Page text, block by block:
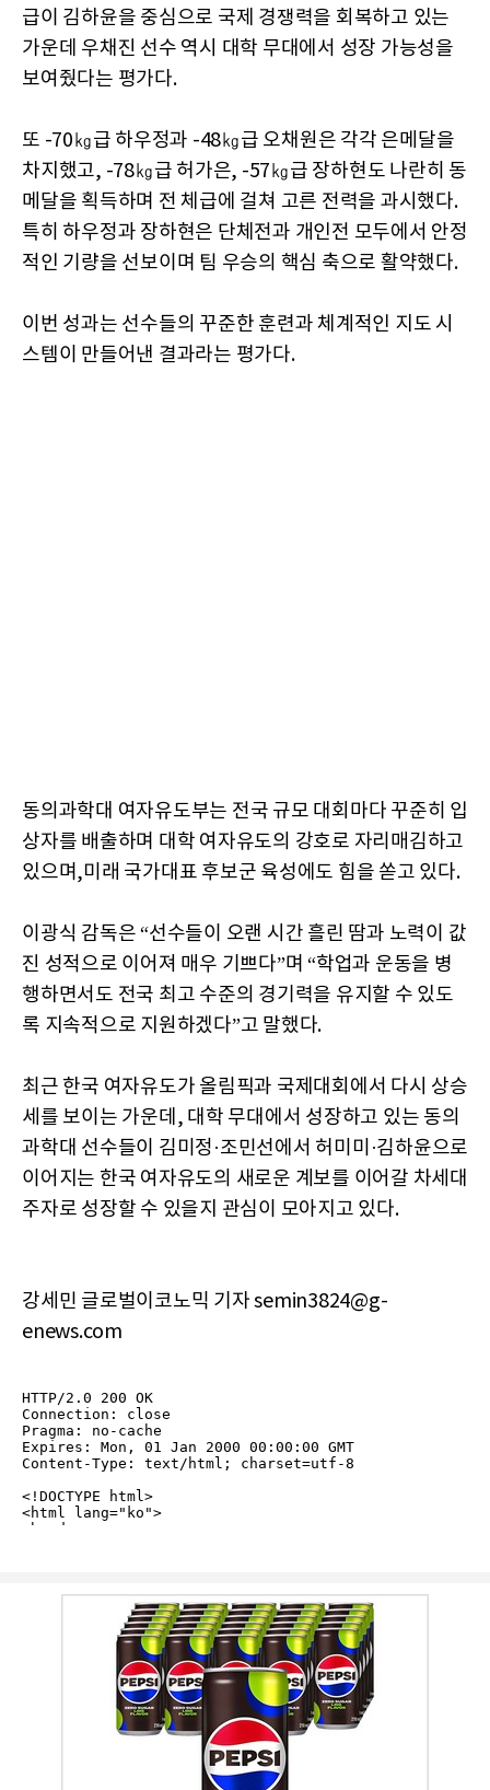
급이 김하윤을 중심으로 국제 경쟁력을 회복하고 있는
가운데 우채진 선수 역시 대학 무대에서 성장 가능성을
보여줬다는 평가다.
또 -70㎏급 하우정과 -48㎏급 오채원은 각각 은메달을
차지했고, -78㎏급 허가은, -57㎏급 장하현도 나란히 동
메달을 획득하며 전 체급에 걸쳐 고른 전력을 과시했다.
특히 하우정과 장하현은 단체전과 개인전 모두에서 안정
적인 기량을 선보이며 팀 우승의 핵심 축으로 활약했다.
이번 성과는 선수들의 꾸준한 훈련과 체계적인 지도 시
스템이 만들어낸 결과라는 평가다.
동의과학대 여자유도부는 전국 규모 대회마다 꾸준히 입
상자를 배출하며 대학 여자유도의 강호로 자리매김하고
있으며,미래 국가대표 후보군 육성에도 힘을 쏟고 있다.
이광식 감독은 “선수들이 오랜 시간 흘린 땀과 노력이 값
진 성적으로 이어져 매우 기쁘다”며 “학업과 운동을 병
행하면서도 전국 최고 수준의 경기력을 유지할 수 있도
록 지속적으로 지원하겠다”고 말했다.
최근 한국 여자유도가 올림픽과 국제대회에서 다시 상승
세를 보이는 가운데, 대학 무대에서 성장하고 있는 동의
과학대 선수들이 김미정·조민선에서 허미미·김하윤으로
이어지는 한국 여자유도의 새로운 계보를 이어갈 차세대
주자로 성장할 수 있을지 관심이 모아지고 있다.
강세민 글로벌이코노믹 기자 semin3824@g-
enews.com